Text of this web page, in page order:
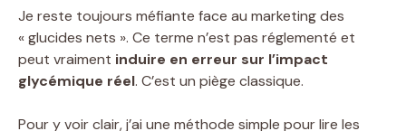
Je reste toujours méfiante face au marketing des
« glucides nets ». Ce terme n’est pas réglementé et
peut vraiment induire en erreur sur l’impact
glycémique réel. C’est un piège classique.
Pour y voir clair, j’ai une méthode simple pour lire les